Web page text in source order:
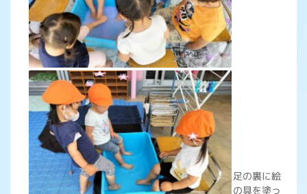
足の裏に絵
の具を塗っ